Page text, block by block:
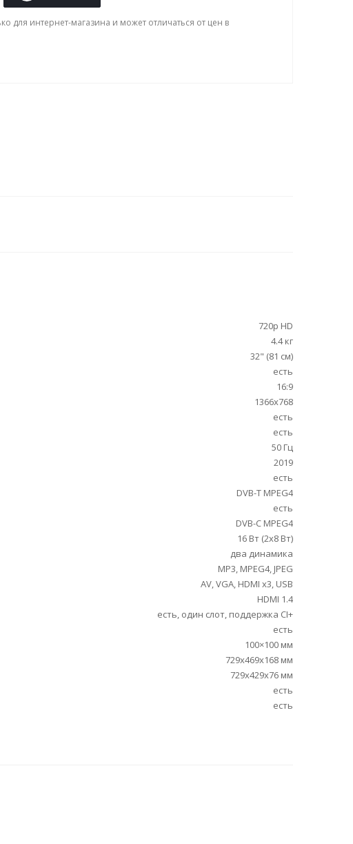
для интернет-магазина и может отличаться от цен в
720p HD
4.4 кг
32" (81 см)
есть
16:9
1366x768
есть
есть
50 Гц
2019
есть
DVB-T MPEG4
есть
DVB-C MPEG4
16 Вт (2х8 Вт)
два динамика
MP3, MPEG4, JPEG
AV, VGA, HDMI x3, USB
HDMI 1.4
есть, один слот, поддержка CI+
есть
100×100 мм
729x469x168 мм
729x429x76 мм
есть
есть